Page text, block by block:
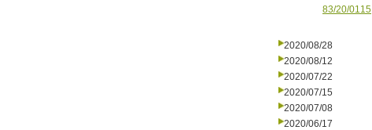
83/20/0115
2020/08/28
2020/08/12
2020/07/22
2020/07/15
2020/07/08
2020/06/17